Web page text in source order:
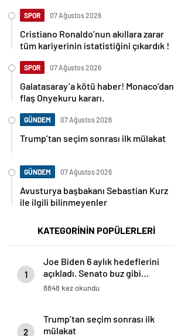
SPOR 07 Ağustos 2026
Cristiano Ronaldo’nun akıllara zarar
tüm kariyerinin istatistiğini çıkardık !
SPOR 07 Ağustos 2026
Galatasaray’a kötü haber! Monaco’dan
flaş Onyekuru kararı.
GÜNDEM 07 Ağustos 2026
Trump’tan seçim sonrası ilk mülakat
GÜNDEM 07 Ağustos 2026
Avusturya başbakanı Sebastian Kurz
ile ilgili bilinmeyenler
KATEGORİNİN POPÜLERLERİ
1
Joe Biden 6 aylık hedeflerini
açıkladı. Senato buz gibi…
8848 kez okundu
2
Trump’tan seçim sonrası ilk
mülakat